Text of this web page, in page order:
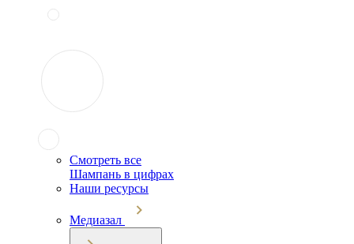
Смотреть все
Шампань в цифрах
Наши ресурсы
Медиазал